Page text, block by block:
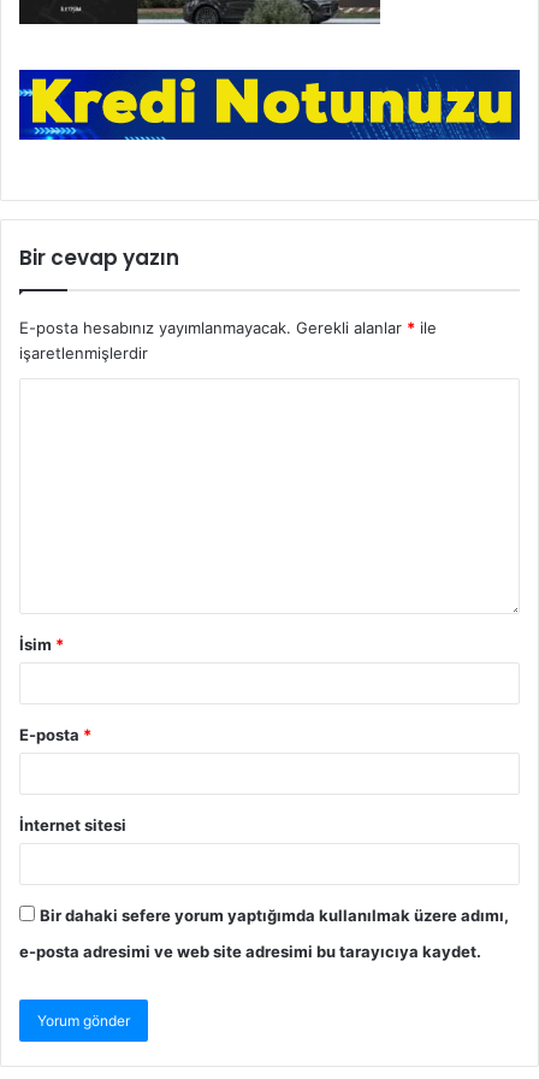
Bir cevap yazın
E-posta hesabınız yayımlanmayacak. Gerekli alanlar * ile
işaretlenmişlerdir
İsim *
E-posta *
İnternet sitesi
Bir dahaki sefere yorum yaptığımda kullanılmak üzere adımı,
e-posta adresimi ve web site adresimi bu tarayıcıya kaydet.